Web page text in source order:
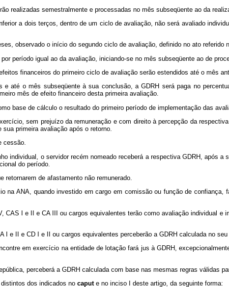
realizadas semestralmente e processadas no mês subseqüente ao da
a dois terços, dentro de um ciclo de avaliação, não será avaliado
observado o início do segundo ciclo de avaliação, definido no ato referido
período igual ao da avaliação, iniciando-se no mês subseqüente ao de
financeiros do primeiro ciclo de avaliação serão estendidos até o mês
até o mês subseqüente à sua conclusão, a GDRH será paga no
mês de efeito financeiro desta primeira avaliação.
base de cálculo o resultado do primeiro período de implementação das
sem prejuízo da remuneração e com direito à percepção da
primeira avaliação após o retorno.
cessão.
individual, o servidor recém nomeado receberá a respectiva GDRH, após
do período.
retornarem de afastamento não remunerado.
na ANA, quando investido em cargo em comissão ou função de
CAS I e II e CA III ou cargos equivalentes terão como avaliação individual
I e II e CD I e II ou cargos equivalentes perceberão a GDRH calculada no
em exercício na entidade de lotação fará jus à GDRH,
perceberá a GDRH calculada com base nas mesmas regras válidas
distintos dos indicados no caput e no inciso I deste artigo, da seguinte forma: